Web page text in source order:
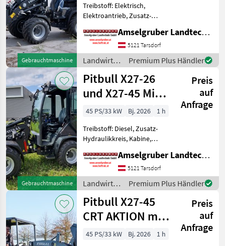
Gebrauchtmaschine
Treibstoff: Elektrisch,
Elektroantrieb, Zusatz-
hydr. Geräteverriegelung 12
to Planetenachsen, Z-
Kinematik, 2.500 kg
Hubkraft Der neue Pitbull X
Amselgruber Landtechnik GmbH
5121 Tarsdorf
Landwirtsch.
Motorfahrzeuge
/ Pitbull
Premium Plus Händler
Gebrauchtmaschine
Pitbull X27-26
und X27-45 Mit
Kabine
Preis
auf
Anfrage
45 PS/33 kW Bj. 2026
1 h
Treibstoff: Diesel, Zusatz-
Hydraulikkreis, Kabine,
Schnellwechselrahmen,
hydr. Geräteverriegelung
Auch mit Kabine und
Klappdach erhältlich Das
Kraftpaket aus
Amselgruber Landtechnik GmbH
5121 Tarsdorf
Landwirtsch.
Motorfahrzeuge
/ Pitbull
Premium Plus Händler
Pitbull X27-45
CRT AKTION mit
Österreichpaket
Preis
auf
Anfrage
45 PS/33 kW Bj. 2026
1 h